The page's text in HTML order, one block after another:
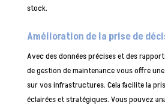
stock.
Amélioration de la prise de
Avec des données précises et des
de gestion de maintenance vous offre une
sur vos infrastructures. Cela facilite la
éclairées et stratégiques. Vous pouvez